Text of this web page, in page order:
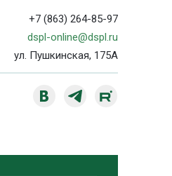
+7 (863) 264-85-97
dspl-online@dspl.ru
ул. Пушкинская, 175А